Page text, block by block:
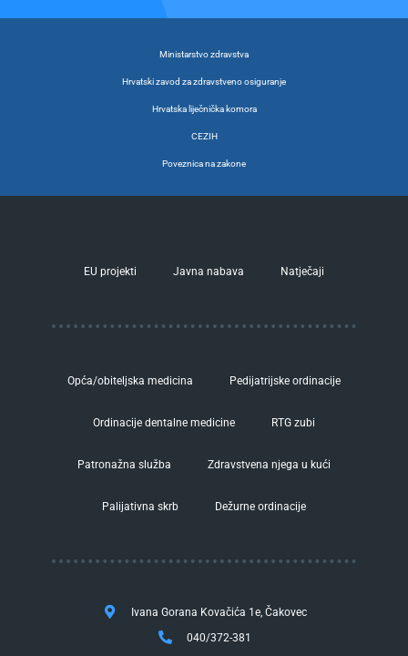
Ministarstvo zdravstva
Hrvatski zavod za zdravstveno osiguranje
Hrvatska liječnička komora
CEZIH
Poveznica na zakone
EU projekti Javna nabava Natječaji
Opća/obiteljska medicina Pedijatrijske ordinacije
Ordinacije dentalne medicine RTG zubi
Patronažna služba Zdravstvena njega u kući
Palijativna skrb Dežurne ordinacije
Ivana Gorana Kovačića 1e, Čakovec
040/372-381